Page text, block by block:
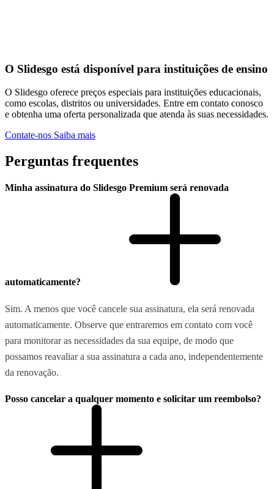
O Slidesgo está disponível para instituições de ensino
O Slidesgo oferece preços especiais para instituições educacionais,
como escolas, distritos ou universidades. Entre em contato conosco
e obtenha uma oferta personalizada que atenda às suas necessidades.
Contate-nos Saiba mais
Perguntas frequentes
Minha assinatura do Slidesgo Premium será renovada
automaticamente?
Sim. A menos que você cancele sua assinatura, ela será renovada
automaticamente. Observe que entraremos em contato com você
para monitorar as necessidades da sua equipe, de modo que
possamos reavaliar a sua assinatura a cada ano, independentemente
da renovação.
Posso cancelar a qualquer momento e solicitar um reembolso?